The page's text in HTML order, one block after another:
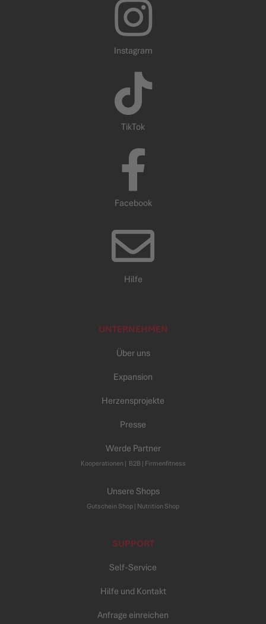
Instagram
TikTok
Facebook
Hilfe
UNTERNEHMEN
Über uns
Expansion
Herzensprojekte
Presse
Werde Partner
Kooperationen | B2B | Firmenfitness
Unsere Shops
Gutschein Shop | Nutrition Shop
SUPPORT
Self-Service
Hilfe und Kontakt
Anfrage einreichen